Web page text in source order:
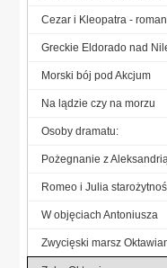
Cezar i Kleopatra -
Greckie Eldorado nad
Morski bój pod Akcjum
Na lądzie czy na morzu
Osoby dramatu:
Pożegnanie z Aleksandrią
Romeo i Julia
W objęciach Antoniusza
Zwycięski marsz